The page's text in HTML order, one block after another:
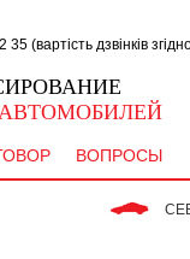
(вартість дзвінків
ВОПРОСЫ
CEE'D  -